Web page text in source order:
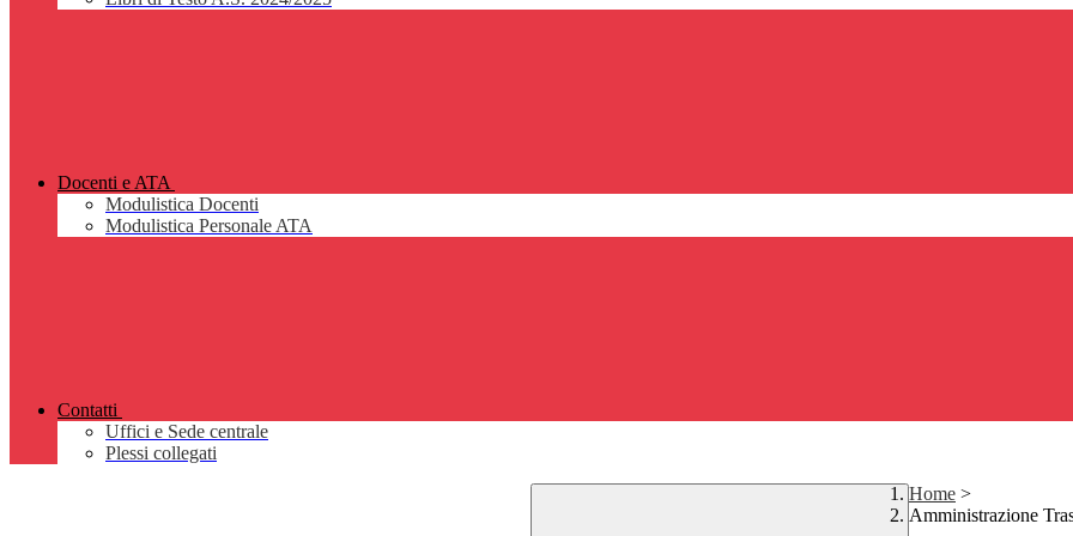
Docenti e ATA
Modulistica Docenti
Modulistica Personale ATA
Contatti
Uffici e Sede centrale
Plessi collegati
Home >
Amministrazione